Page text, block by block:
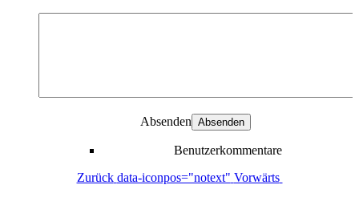
Absenden
Benutzerkommentare
Zurück data-iconpos="notext" Vorwärts